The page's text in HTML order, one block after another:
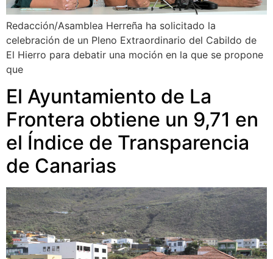
Redacción/Asamblea Herreña ha solicitado la
celebración de un Pleno Extraordinario del Cabildo de
El Hierro para debatir una moción en la que se propone
que
El Ayuntamiento de La
Frontera obtiene un 9,71 en
el Índice de Transparencia
de Canarias